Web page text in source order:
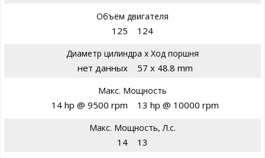
Объём двигателя
125 124
Диаметр цилиндра х Ход поршня
нет данных 57 x 48.8 mm
Макс. Мощность
14 hp @ 9500 rpm 13 hp @ 10000 rpm
Макс. Мощность, Л.с.
14 13